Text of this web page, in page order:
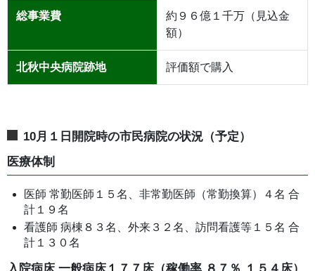
総事業費
約９６億１千万（見込金
額）
北秋中央病院跡地 評価額で購入
10月１日開院時の市民病院の状況（予定）
医療体制
医師 常勤医師１５名、非常勤医師（常勤換算）４名 合
計１９名
看護師 病棟８３名、外来３２名、訪問看護等１５名 合
計１３０名